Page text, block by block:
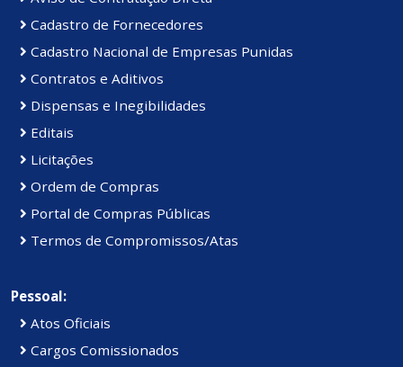
Cadastro de Fornecedores
Cadastro Nacional de Empresas Punidas
Contratos e Aditivos
Dispensas e Inegibilidades
Editais
Licitações
Ordem de Compras
Portal de Compras Públicas
Termos de Compromissos/Atas
Pessoal:
Atos Oficiais
Cargos Comissionados